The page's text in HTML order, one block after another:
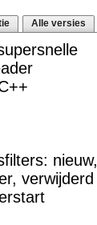
Alle versies
nieuw,
verwijderd